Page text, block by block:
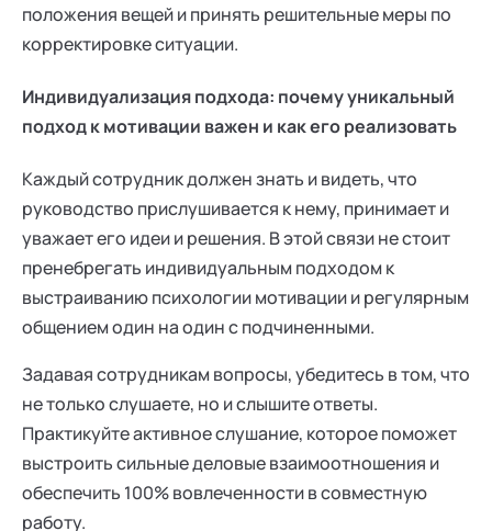
положения вещей и принять решительные меры по
корректировке ситуации.
Индивидуализация подхода: почему уникальный
подход к мотивации важен и как его реализовать
Каждый сотрудник должен знать и видеть, что
руководство прислушивается к нему, принимает и
уважает его идеи и решения. В этой связи не стоит
пренебрегать индивидуальным подходом к
выстраиванию психологии мотивации и регулярным
общением один на один с подчиненными.
Задавая сотрудникам вопросы, убедитесь в том, что
не только слушаете, но и слышите ответы.
Практикуйте активное слушание, которое поможет
выстроить сильные деловые взаимоотношения и
обеспечить 100% вовлеченности в совместную
работу.